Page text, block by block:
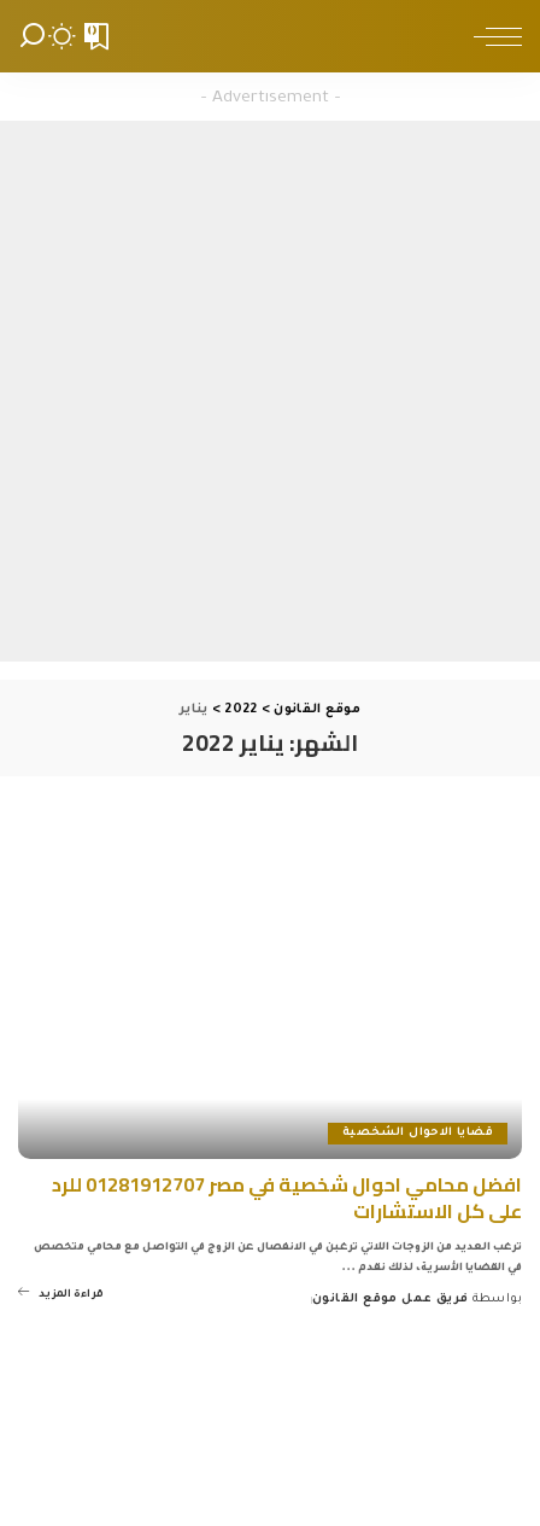
0
– Advertisement –
موقع القانون>
2022
> يناير
الشهر:يناير 2022
قضايا الاحوال الشخصية
افضل محامي احوال شخصية في مصر 01281912707 للرد
على كل الاستشارات
ترغب العديد من الزوجات اللاتي ترغبن في الانفصال عن الزوج في التواصل مع محامي متخصص
في القضايا الأسرية، لذلك نقدم ...
بواسطة فريق عمل موقع القانون قراءة المزيد